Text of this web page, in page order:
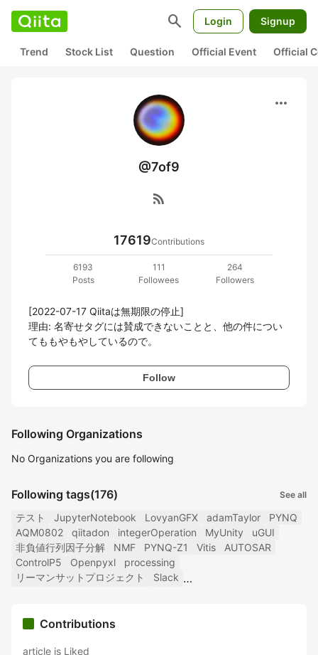
search Login Signup
Trend Stock List Question Official Event Official
more_horiz
@7of9
rss_feed
17619Contributions
6193
Posts
111
Followees
264
Followers
[2022-07-17 Qiitaは無期限の停止]
理由: 名寄せタグには賛成できないことと、他の件につい
てももやもやしているので。
Follow
Following Organizations
No Organizations you are following
Following tags(176) See all
テスト JupyterNotebook LovyanGFX adamTaylor
PYNQ
AQM0802
qiitadon integerOperation MyUnity
uGUI
非負値行列因子分解
NMF PYNQ-Z1 Vitis
AUTOSAR
ControlP5
Openpyxl
processing
リーマンサットプロジェクト
Slack
Contributions
article is Liked